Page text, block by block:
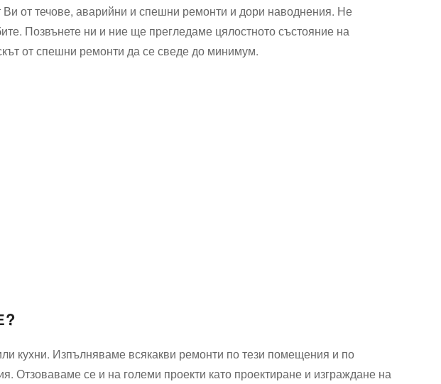
Ви от течове, аварийни и спешни ремонти и дори наводнения. Не
Позвънете ни и ние ще прегледаме цялостното състояние на
от спешни ремонти да се сведе до минимум.
кухни. Изпълняваме всякакви ремонти по тези помещения и по
Отзоваваме се и на големи проекти като проектиране и изграждане на